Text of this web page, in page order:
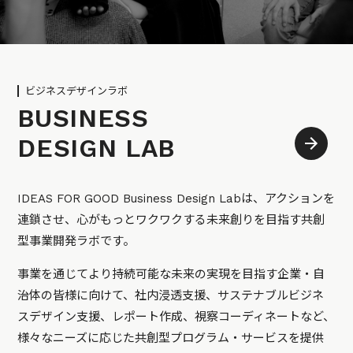
ビジネスデザインラボ
BUSINESS
DESIGN LAB
IDEAS FOR GOOD Business Design Labは、アクションを
連鎖させ、心がもっとワクワクする未来創りを目指す共創
型事業開発ラボです。
事業を通じてより持続可能な未来の実現を目指す企業・自
治体の皆様に向けて、社内浸透支援、サステナブルビジネ
スデザイン支援、レポート作成、視察コーディネートなど、
様々なニーズに応じた共創型プログラム・サービスを提供